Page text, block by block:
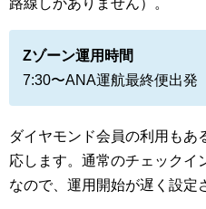
路線しかありません）。
Zゾーン運用時間
7:30〜ANA運航最終便出発
ダイヤモンド会員の利用も
応します。通常のチェックイ
なので、運用開始が遅く設定